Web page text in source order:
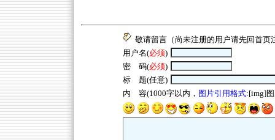
敬请留言（尚未注册的用户请先回首页
用户名(必须)
密 码(必须)
标 题(任意)
内 容(1000字以内， 图片引用格式:[img]